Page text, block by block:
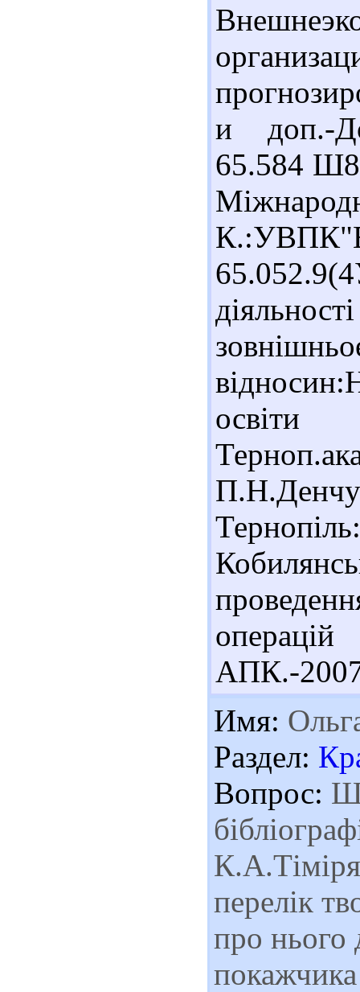
и доп.-
65.584
АПК.-
Имя:
Раздел:
Вопрос:
перелік
про нього